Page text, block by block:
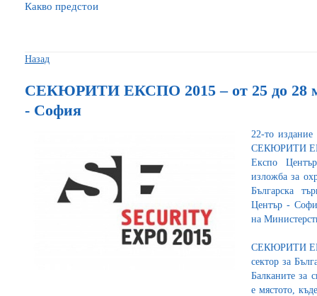
Какво предстои
Назад
СЕКЮРИТИ ЕКСПО 2015 – от 25 до 28
- София
22-то
СЕКЮРИТИ
Експо
изложба за
Българска
Център -
на
СЕКЮРИТИ
сектор за
Балканите
е мястото,